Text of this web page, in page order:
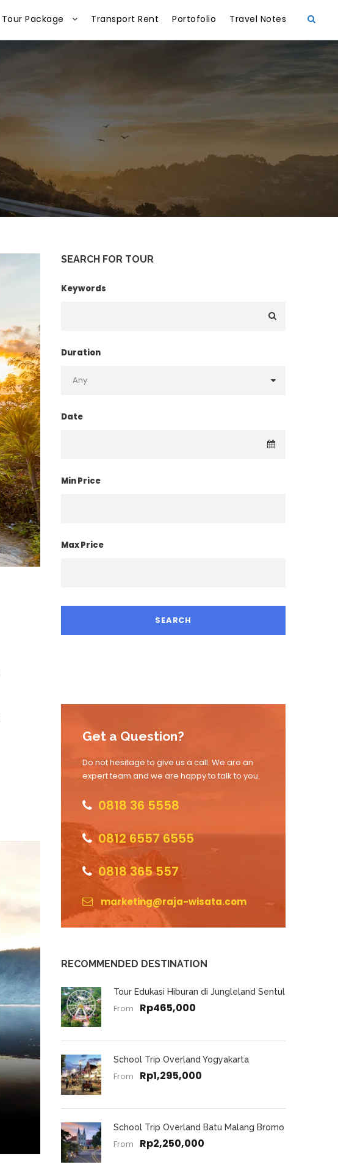
Tour Package Transport Rent Portofolio Travel Notes
SEARCH FOR TOUR
Keywords
Duration
Date
Min Price
Max Price
Get a Question?
Do not hesitage to give us a call. We are an
expert team and we are happy to talk to you.
0818 36 5558
0812 6557 6555
0818 365 557
marketing@raja-wisata.com
RECOMMENDED DESTINATION
Tour Edukasi Hiburan di Jungleland Sentul
From Rp465,000
School Trip Overland Yogyakarta
From Rp1,295,000
School Trip Overland Batu Malang Bromo
From Rp2,250,000